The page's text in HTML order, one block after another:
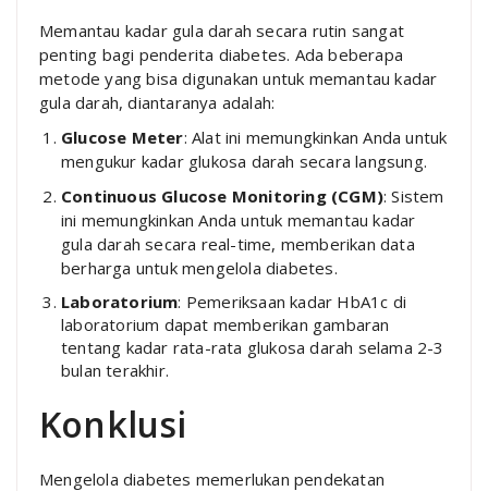
Memantau kadar gula darah secara rutin sangat
penting bagi penderita diabetes. Ada beberapa
metode yang bisa digunakan untuk memantau kadar
gula darah, diantaranya adalah:
Glucose Meter: Alat ini memungkinkan Anda untuk
mengukur kadar glukosa darah secara langsung.
Continuous Glucose Monitoring (CGM): Sistem
ini memungkinkan Anda untuk memantau kadar
gula darah secara real-time, memberikan data
berharga untuk mengelola diabetes.
Laboratorium: Pemeriksaan kadar HbA1c di
laboratorium dapat memberikan gambaran
tentang kadar rata-rata glukosa darah selama 2-3
bulan terakhir.
Konklusi
Mengelola diabetes memerlukan pendekatan